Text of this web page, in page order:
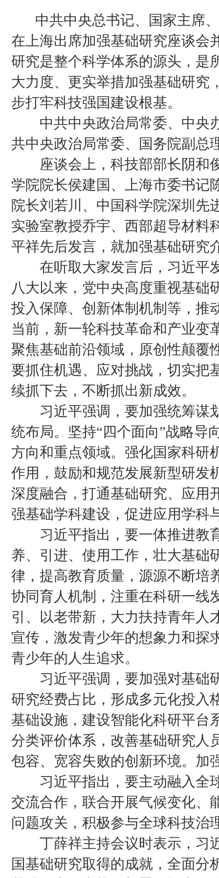
中共中央总书记、国家主席、
在上海出席加强基础研究座谈会
研究是整个科学体系的源头，是
大力度、更实举措加强基础研究
步打牢科技强国建设根基。
中共中央政治局常委、中央
共中央政治局常委、国务院副总
座谈会上，科技部部长阴和
学院院长侯建国、上海市委书记
院长刘若川、中国科学院深圳先
实验室教授乔宇、西部超导材料
平祥先后发言，就加强基础研究
在听取大家发言后，习近平
八大以来，党中央高度重视基础
投入保障、创新体制机制等，推
当前，新一轮科技革命和产业变
聚焦基础前沿领域，原创性颠覆
要抓住机遇、应对挑战，切实把
续抓下去，不断抓出新成效。
习近平强调，要加强统筹谋
统布局。坚持“四个面向”战略导
方向和重点领域。强化国家科研
作用，鼓励和规范发展新型研发
深度融合，打通基础研究、应用
强基础学科建设，促进应用学科
习近平指出，要一体推进教
养、引进、使用工作，壮大基础
律，提高教育质量，源源不断培
协同育人机制，注重在科研一线
引、以老带新，大力扶持青年人
宣传，激发青少年的想象力和探
青少年的人生追求。
习近平强调，要加强对基础
研究经费占比，形成多元化投入
基础设施，建设智能化科研平台
分类评价体系，改善基础研究人
包容、宽容失败的创新环境。加
习近平指出，要主动融入全
交流合作，联合开展气候变化、
问题攻关，积极参与全球科技治
丁薛祥主持会议时表示，习
国基础研究取得的成就，全面分